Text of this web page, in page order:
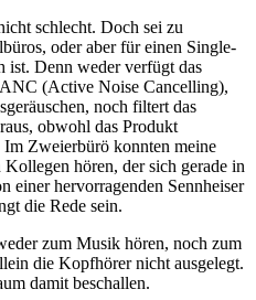
schlecht. Doch sei zu
oder aber für einen Single-
Denn weder verfügt das
ANC (Active Noise Cancelling),
noch filtert das
obwohl das Produkt
Zweierbürö konnten meine
hören, der sich gerade in
einer hervorragenden Sennheiser
die Rede sein.
zum Musik hören, noch zum
die Kopfhörer nicht ausgelegt.
damit beschallen.